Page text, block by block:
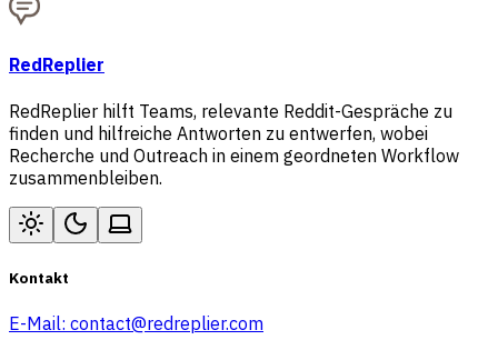
RedReplier
RedReplier hilft Teams, relevante Reddit-Gespräche zu
finden und hilfreiche Antworten zu entwerfen, wobei
Recherche und Outreach in einem geordneten Workflow
zusammenbleiben.
Kontakt
E-Mail: contact@redreplier.com